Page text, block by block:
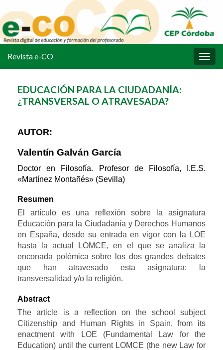
la
Revista e-CO
EDUCACIÓN PARA LA CIUDADANÍA:
¿TRANSVERSAL O ATRAVESADA?
AUTOR:
Valentín Galván García
Doctor en Filosofía. Profesor de Filosofía, I.E.S.
«Martínez Montañés» (Sevilla)
Resumen
El artículo es una reflexión sobre la asignatura
Educación para la Ciudadanía y Derechos Humanos
en España, desde su entrada en vigor con la LOE
hasta la actual LOMCE, en el que se analiza la
enconada polémica sobre los dos grandes debates
que han atravesado esta asignatura: la
transversalidad y/o la religión.
Abstract
The article is a reflection on the school subject
Citizenship and Human Rights in Spain, from its
enactment with LOE (Fundamental Law for the
Education) until the current LOMCE (the new Law for